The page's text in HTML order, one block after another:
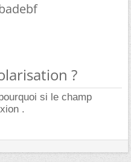
?
si le champ
.